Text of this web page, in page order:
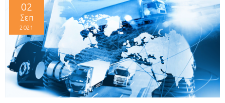
02
Σεπ
2021